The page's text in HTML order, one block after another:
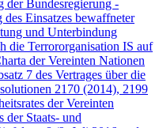
der Bundesregierung -
Einsatzes bewaffneter
und Unterbindung
die Terrororganisation IS auf
der Vereinten Nationen
7 des Vertrages über die
2170 (2014), 2199
der Vereinten
der Staats- und